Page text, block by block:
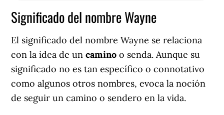
Significado del nombre Wayne
El significado del nombre Wayne se relaciona
con la idea de uncamino o senda. Aunque su
significado no es tan específico o connotativo
como algunos otros nombres, evoca la noción
de seguir un camino o sendero en la vida.